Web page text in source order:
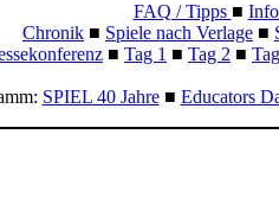
FAQ / Tipps ■
Chronik ■ Spiele nach Verlage ■
■ Tag 1 ■ Tag 2 ■
SPIEL 40 Jahre■ Educators